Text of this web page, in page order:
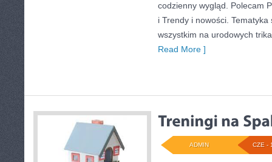
codzienny wygląd. Polecam
i Trendy i nowości.
wszystkim na urodowych
Read More ]
CZE -
ADMIN